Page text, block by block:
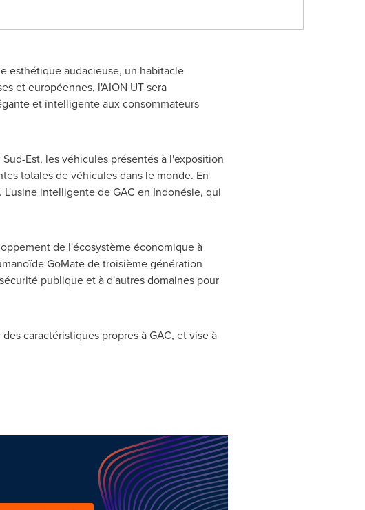
esthétique audacieuse, un habitacle
et européennes, l'AION UT sera
et intelligente aux consommateurs
Est, les véhicules présentés à l'exposition
totales de véhicules dans le monde. En
intelligente de GAC en Indonésie, qui
de l'écosystème économique à
GoMate de troisième génération
publique et à d'autres domaines pour
caractéristiques propres à GAC, et vise à